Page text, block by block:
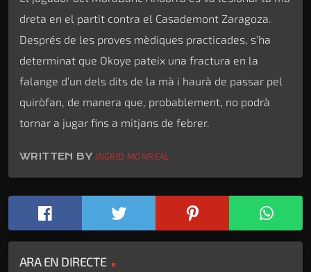
dreta en el partit contra el Casademont Zaragoza.
Després de les proves mèdiques practicades, s’ha
determinat que Okoye pateix una fractura en la
falange d’un dels dits de la mà i haurà de passar pel
quiròfan, de manera que, probablement, no podrà
tornar a jugar fins a mitjans de febrer.
WRITTEN BYINGRID MONREAL
ARA EN DIRECTE